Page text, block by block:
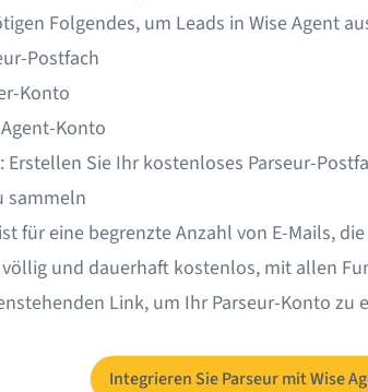
Folgendes, um Leads in Wise Agent
Postfach
Konto
Konto
Erstellen Sie Ihr kostenloses Parseur-
sammeln
für eine begrenzte Anzahl von E-Mails,
und dauerhaft kostenlos, mit allen
Link, um Ihr Parseur-Konto zu
Integrieren Sie Parseur mit Wise